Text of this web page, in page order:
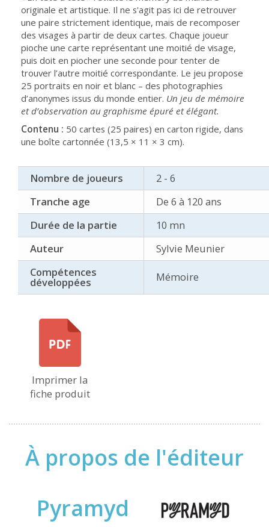
originale et artistique. Il ne s'agit pas ici de retrouver
une paire strictement identique, mais de recomposer
des visages à partir de deux cartes. Chaque joueur
pioche une carte représentant une moitié de visage,
puis doit en piocher une seconde pour tenter de
trouver l’autre moitié correspondante. Le jeu propose
25 portraits en noir et blanc – des photographies
d’anonymes issus du monde entier. Un jeu de mémoire
et d’observation au graphisme épuré et élégant.
Contenu : 50 cartes (25 paires) en carton rigide, dans
une boîte cartonnée (13,5 × 11 × 3 cm).
Nombre de joueurs
2 - 6
Tranche age
De 6 à 120 ans
Durée de la partie
10 mn
Auteur
Sylvie Meunier
Compétences
développées Mémoire
Imprimer la
fiche produit
À propos de l'éditeur
Pyramyd